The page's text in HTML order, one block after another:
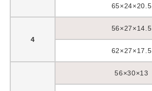
65×24×20.5
4
56×27×14.5
62×27×17.5
56×30×13